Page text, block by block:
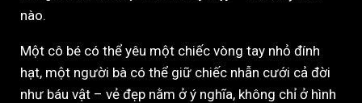
nào.
Một cô bé có thể yêu một chiếc vòng tay nhỏ đính
hạt, một người bà có thể giữ chiếc nhẫn cưới cả đời
như báu vật – vẻ đẹp nằm ở ý nghĩa, không chỉ ở hình